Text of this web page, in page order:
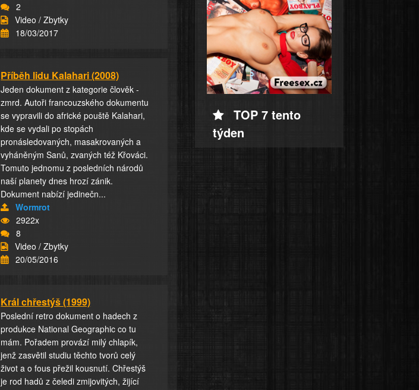
2
Video / Zbytky
18/03/2017
Příběh lidu Kalahari (2008)
Jeden dokument z kategorie člověk -
zmrd. Autoři francouzského dokumentu
se vypravili do africké pouště Kalahari,
kde se vydali po stopách
pronásledovaných, masakrovaných a
vyháněným Sanů, zvaných též Křováci.
Tomuto jednomu z posledních národů
naší planety dnes hrozí zánik.
Dokument nabízí jedinečn...
Wormrot
2922x
8
Video / Zbytky
20/05/2016
Král chřestýš (1999)
Poslední retro dokument o hadech z
produkce National Geographic co tu
mám. Pořadem provází milý chlapík,
jenž zasvětil studiu těchto tvorů celý
život a o fous přežil kousnutí. Chřestýš
je rod hadů z čeledi zmijovitých, žijící
TOP 7 tento
týden